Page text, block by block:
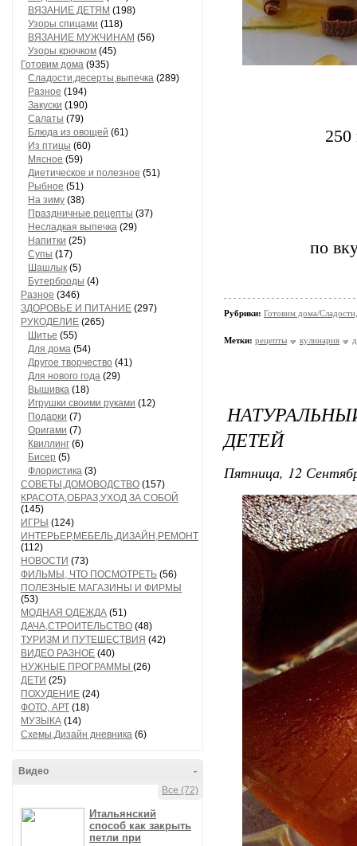
ВЯЗАНИЕ ДЕТЯМ (198)
Узоры спицами (118)
ВЯЗАНИЕ МУЖЧИНАМ (56)
Узоры крючком (45)
Готовим дома (935)
Сладости,десерты,выпечка (289)
Разное (194)
Закуски (190)
Салаты (79)
Блюда из овощей (61)
Из птицы (60)
Мясное (59)
Диетическое и полезное (51)
Рыбное (51)
На зиму (38)
Праздничные рецепты (37)
Несладкая выпечка (29)
Напитки (25)
Супы (17)
Шашлык (5)
Бутерброды (4)
Разное (346)
ЗДОРОВЬЕ И ПИТАНИЕ (297)
РУКОДЕЛИЕ (265)
Шитье (55)
Для дома (54)
Другое творчество (41)
Для нового года (29)
Вышивка (18)
Игрушки своими руками (12)
Подарки (7)
Оригами (7)
Квиллинг (6)
Бисер (5)
Флористика (3)
СОВЕТЫ,ДОМОВОДСТВО (157)
КРАСОТА,ОБРАЗ,УХОД ЗА СОБОЙ
(145)
ИГРЫ (124)
ИНТЕРЬЕР,МЕБЕЛЬ,ДИЗАЙН,РЕМОНТ
(112)
НОВОСТИ (73)
ФИЛЬМЫ, ЧТО ПОСМОТРЕТЬ (56)
ПОЛЕЗНЫЕ МАГАЗИНЫ И ФИРМЫ
(53)
МОДНАЯ ОДЕЖДА (51)
ДАЧА,СТРОИТЕЛЬСТВО (48)
ТУРИЗМ И ПУТЕШЕСТВИЯ (42)
ВИДЕО РАЗНОЕ (40)
НУЖНЫЕ ПРОГРАММЫ (26)
ДЕТИ (25)
ПОХУДЕНИЕ (24)
ФОТО, АРТ (18)
МУЗЫКА (14)
Схемы,Дизайн дневника (6)
-
Видео
Все (72)
Итальянский
способ как закрыть
петли при
по
Рубрики: Готовим дома/
Метки: рецепты кулинария
ДЕТЕЙ
Пятница, 12